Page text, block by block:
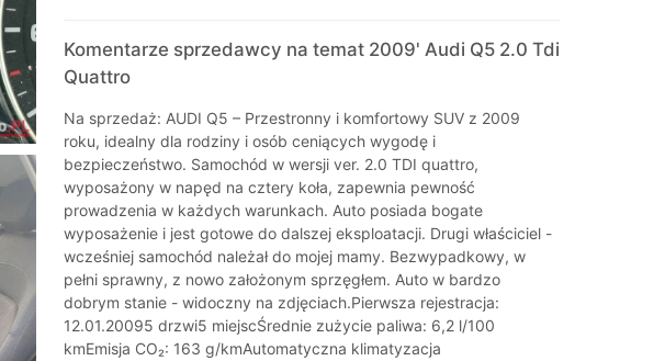
Komentarze sprzedawcy na temat 2009' Audi Q5 2.0 Tdi
Quattro
Na sprzedaż: AUDI Q5 – Przestronny i komfortowy SUV z 2009
roku, idealny dla rodziny i osób ceniących wygodę i
bezpieczeństwo. Samochód w wersji ver. 2.0 TDI quattro,
wyposażony w napęd na cztery koła, zapewnia pewność
prowadzenia w każdych warunkach. Auto posiada bogate
wyposażenie i jest gotowe do dalszej eksploatacji. Drugi właściciel -
wcześniej samochód należał do mojej mamy. Bezwypadkowy, w
pełni sprawny, z nowo założonym sprzęgłem. Auto w bardzo
dobrym stanie - widoczny na zdjęciach.Pierwsza rejestracja:
12.01.20095 drzwi5 miejscŚrednie zużycie paliwa: 6,2 l/100
kmEmisja CO₂: 163 g/kmAutomatyczna klimatyzacja